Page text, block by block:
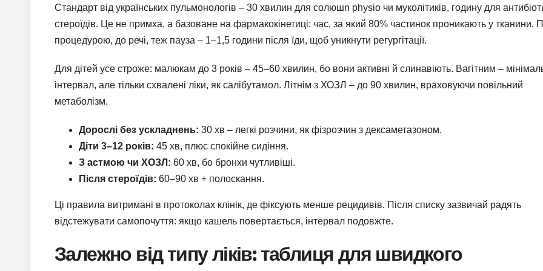
Стандарт від українських пульмонологів – 30 хвилин для солюшn physіo чи муколітиків, годину для
стероїдів. Це не примха, а базоване на фармакокінетиці: час, за який 80% частинок проникають у тканини.
процедурою, до речі, теж пауза – 1–1,5 години після їди, щоб уникнути регургітації.
Для дітей усе строже: малюкам до 3 років – 45–60 хвилин, бо вони активні й слинавіють. Вагітним –
інтервал, але тільки схвалені ліки, як салібутамол. Літнім з ХОЗЛ – до 90 хвилин, враховуючи повільний
метаболізм.
Дорослі без ускладнень: 30 хв – легкі розчини, як фізрозчин з дексаметазоном.
Діти 3–12 років: 45 хв, плюс спокійне сидіння.
З астмою чи ХОЗЛ: 60 хв, бо бронхи чутливіші.
Після стероїдів: 60–90 хв + полоскання.
Ці правила витримані в протоколах клінік, де фіксують менше рецидивів. Після списку зазвичай радять
відстежувати самопочуття: якщо кашель повертається, інтервал подовжте.
Залежно від типу ліків: таблиця для швидкого